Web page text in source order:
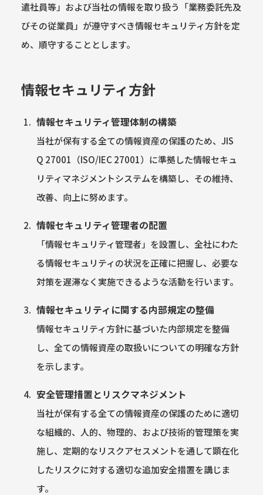
遣社員等」および当社の情報を取り扱う「業務委託先及
びその従業員」が遵守すべき情報セキュリティ方針を定
め、順守することとします。
情報セキュリティ方針
情報セキュリティ管理体制の構築
当社が保有する全ての情報資産の保護のため、JIS
Q 27001（ISO/IEC 27001）に準拠した情報セキュ
リティマネジメントシステムを構築し、その維持、
改善、向上に努めます。
情報セキュリティ管理者の配置
「情報セキュリティ管理者」を設置し、全社にわた
る情報セキュリティの状況を正確に把握し、必要な
対策を遅滞なく実施できるような活動を行います。
情報セキュリティに関する内部規定の整備
情報セキュリティ方針に基づいた内部規定を整備
し、全ての情報資産の取扱いについての明確な方針
を示します。
安全管理措置とリスクマネジメント
当社が保有する全ての情報資産の保護のために適切
な組織的、人的、物理的、および技術的管理策を実
施し、定期的なリスクアセスメントを通して顕在化
したリスクに対する適切な追加安全措置を講じま
す。